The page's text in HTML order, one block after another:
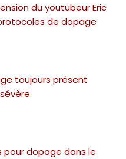
du youtubeur Eric
de dopage
toujours présent
pour dopage dans le